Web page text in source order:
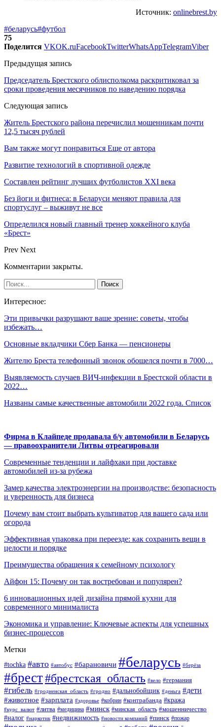
Источник: onlinebrest.by
#беларусь#футбол
75
Поделится VKOK.ruFacebookTwitterWhatsAppTelegramViber
Предыдущая запись
Председатель Брестского облисполкома раскритиковал за
сроки проведения месячников по наведению порядка
Следующая запись
Житель Брестского района перечислил мошенникам почти
12,5 тысяч рублей
Вам также могут понравиться Еще от автора
Развитие технологий в спортивной одежде
Составлен рейтинг лучших футболистов XXI века
Без йоги и фитнеса: в Беларуси меняют правила для
спортуслуг – выживут не все
Определился новый главный тренер хоккейного клуба
«Брест»
Prev Next
Комментарии закрыты.
Интересное:
Эти привычки разрушают ваше зрение: советы, чтобы
избежать…
Основные вкладчики Сбер Банка — пенсионеры
Жителю Бреста телефонный звонок обошелся почти в 7000…
Выявляемость случаев ВИЧ-инфекции в Брестской области в
2022…
Названы самые качественные автомобили 2022 года. Список
Фирма в Клайпеде продавала б/у автомобили в Беларусь
— правоохранители Литвы отреагировали
Современные тенденции и лайфхаки при доставке
автомобилей из-за рубежа
Замер качества электроэнергии на производстве: безопасность
и уверенность для бизнеса
Почему вам стоит выбрать культиватор для вашего сада или
огорода
Эффективная упаковка при переезде: как сохранить вещи в
целости и порядке
Преимущества обращения к семейному психологу
Айфон 15: Почему он так востребован и популярен?
6 инновационных идей дизайна прямой кухни для
современного минималиста
Экономика и управление: Ключевые аспекты для успешных
бизнес-процессов
Метки
#tochka #авто #автобус #барановичи #беларусь #берёза
#брест#брестская_область #вело #германия
#гибель #гродненская_область #гродно #дальнобойщик #деньга #дети
#животное #зарплата #здоровье #кобрин #контрабанда #кража
#курс_валют #литва #медицина #минск #минская_область #мошенничество
#налог #наркотик #недвижимость #новости компаний #пинск #пожар